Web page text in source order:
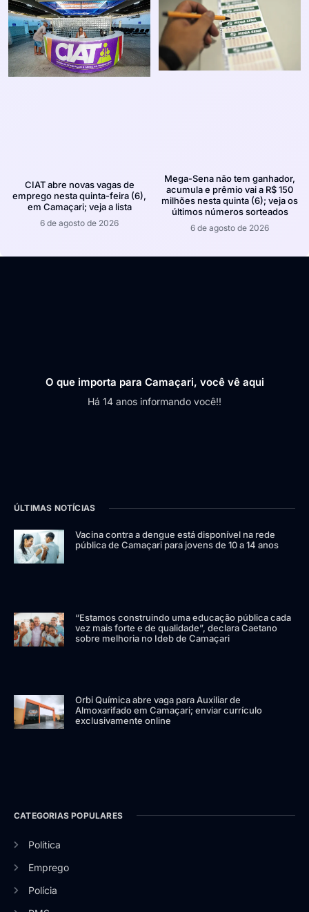
CIAT abre novas vagas de
emprego nesta quinta-feira (6),
em Camaçari; veja a lista
6 de agosto de 2026
Mega-Sena não tem ganhador,
acumula e prêmio vai a R$ 150
milhões nesta quinta (6); veja os
últimos números sorteados
6 de agosto de 2026
O que importa para Camaçari, você vê aqui
Há 14 anos informando você!!
ÚLTIMAS NOTÍCIAS
Vacina contra a dengue está disponível na rede
pública de Camaçari para jovens de 10 a 14 anos
“Estamos construindo uma educação pública cada
vez mais forte e de qualidade”, declara Caetano
sobre melhoria no Ideb de Camaçari
Orbi Química abre vaga para Auxiliar de
Almoxarifado em Camaçari; enviar currículo
exclusivamente online
CATEGORIAS POPULARES
Política
Emprego
Polícia